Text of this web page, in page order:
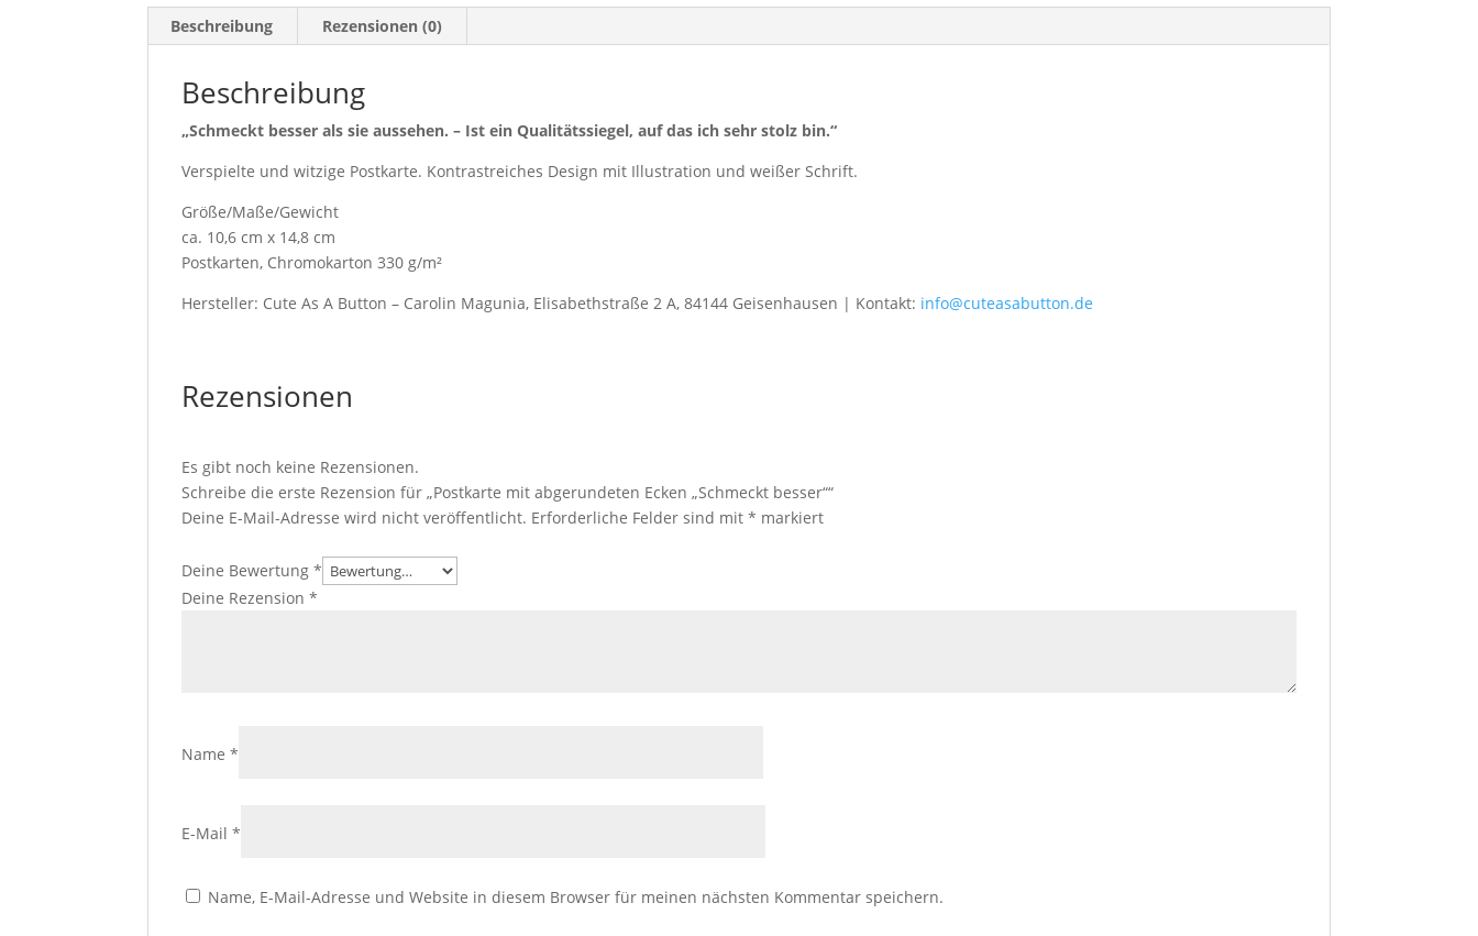
Beschreibung Rezensionen (0)
Beschreibung
„Schmeckt besser als sie aussehen. – Ist ein Qualitätssiegel, auf das ich sehr stolz bin.“
Verspielte und witzige Postkarte. Kontrastreiches Design mit Illustration und weißer Schrift.
Größe/Maße/Gewicht
ca. 10,6 cm x 14,8 cm
Postkarten, Chromokarton 330 g/m²
Hersteller: Cute As A Button – Carolin Magunia, Elisabethstraße 2 A, 84144 Geisenhausen | Kontakt: info@cuteasabutton.de
Rezensionen
Es gibt noch keine Rezensionen.
Schreibe die erste Rezension für „Postkarte mit abgerundeten Ecken „Schmeckt besser““
Deine E-Mail-Adresse wird nicht veröffentlicht. Erforderliche Felder sind mit* markiert
Deine Bewertung*
Deine Rezension*
Name*
E-Mail*
Name, E-Mail-Adresse und Website in diesem Browser für meinen nächsten Kommentar speichern.